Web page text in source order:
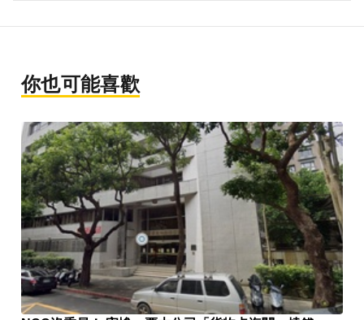
你也可能喜歡